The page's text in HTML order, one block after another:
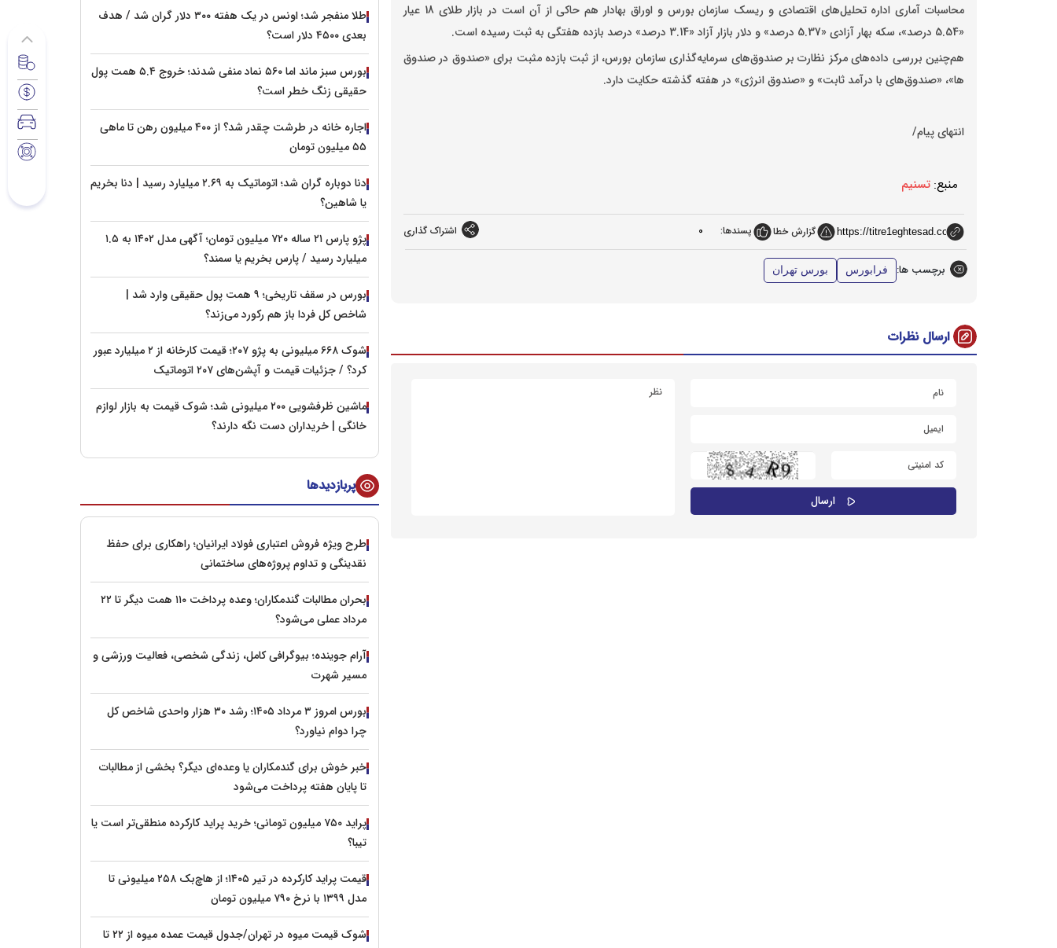
محاسبات آماری اداره تحلیل‌های اقتصادی و ریسک سازمان بورس و اوراق بهادار هم حاکی از آن است در بازار طلای 18 عیار
«5.54 درصد»، سکه بهار آزادی «5.37 درصد» و دلار بازار آزاد «3.14 درصد» درصد بازده هفتگی به ثبت رسیده است.
هم‌چنین بررسی داده‌های مرکز نظارت بر صندوق‌های سرمایه‌گذاری سازمان بورس، از ثبت بازده مثبت برای «صندوق در صندوق
ها»، «صندوق‌های با درآمد ثابت» و «صندوق انرژی» در هفته گذشته حکایت دارد.
انتهای پیام/
منبع: تسنیم
گزارش خطا پسندها: 0 اشتراک گذاری
برچسب ها: فرابورس بورس تهران
ارسال نظرات
طلا منفجر شد؛ اونس در یک هفته ۳۰۰ دلار گران شد / هدف
بعدی ۴۵۰۰ دلار است؟
بورس سبز ماند اما ۵۶۰ نماد منفی شدند؛ خروج ۵.۴ همت پول
حقیقی زنگ خطر است؟
اجاره خانه در طرشت چقدر شد؟ از ۴۰۰ میلیون رهن تا ماهی
۵۵ میلیون تومان
دنا دوباره گران شد؛ اتوماتیک به ۲.۶۹ میلیارد رسید | دنا بخریم
یا شاهین؟
پژو پارس ۲۱ ساله ۷۲۰ میلیون تومان؛ آگهی مدل ۱۴۰۲ به ۱.۵
میلیارد رسید / پارس بخریم یا سمند؟
بورس در سقف تاریخی؛ ۹ همت پول حقیقی وارد شد |
شاخص کل فردا باز هم رکورد می‌زند؟
شوک ۶۶۸ میلیونی به پژو ۲۰۷؛ قیمت کارخانه از ۲ میلیارد عبور
کرد؟ / جزئیات قیمت و آپشن‌های ۲۰۷ اتوماتیک
ماشین ظرفشویی ۲۰۰ میلیونی شد؛ شوک قیمت به بازار لوازم
خانگی | خریداران دست نگه دارند؟
پربازدیدها
طرح ویژه فروش اعتباری فولاد ایرانیان؛ راهکاری برای حفظ
نقدینگی و تداوم پروژه‌های ساختمانی
بحران مطالبات گندمکاران؛ وعده پرداخت ۱۱۰ همت دیگر تا ۲۲
مرداد عملی می‌شود؟
آرام جوینده؛ بیوگرافی کامل، زندگی شخصی، فعالیت ورزشی و
مسیر شهرت
بورس امروز ۳ مرداد ۱۴۰۵؛ رشد ۳۰ هزار واحدی شاخص کل
چرا دوام نیاورد؟
خبر خوش برای گندمکاران یا وعده‌ای دیگر؟ بخشی از مطالبات
تا پایان هفته پرداخت می‌شود
پراید ۷۵۰ میلیون تومانی؛ خرید پراید کارکرده منطقی‌تر است یا
تیبا؟
قیمت پراید کارکرده در تیر ۱۴۰۵؛ از هاچ‌بک ۲۵۸ میلیونی تا
مدل ۱۳۹۹ با نرخ ۷۹۰ میلیون تومان
شوک قیمت میوه در تهران/جدول قیمت عمده میوه از ۲۲ تا